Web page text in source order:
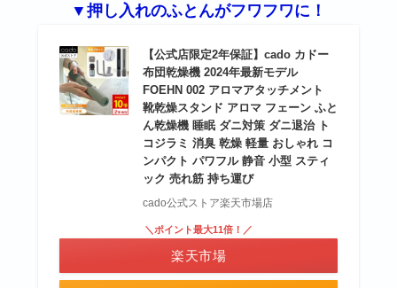
▼押し入れのふとんがフワフワに！
【公式店限定2年保証】cado カドー
布団乾燥機 2024年最新モデル
FOEHN 002 アロマアタッチメント
靴乾燥スタンド アロマ フェーン ふと
ん乾燥機 睡眠 ダニ対策 ダニ退治 ト
コジラミ 消臭 乾燥 軽量 おしゃれ コ
ンパクト パワフル 静音 小型 スティ
ック 売れ筋 持ち運び
cado公式ストア楽天市場店
＼ポイント最大11倍！／
楽天市場